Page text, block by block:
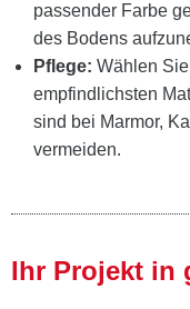
passender Farbe
des Bodens
Pflege: Wählen
empfindlichsten
sind bei Marmor,
vermeiden.
Ihr Projekt in